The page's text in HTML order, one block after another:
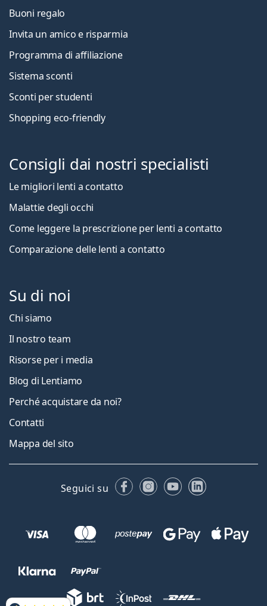
Buoni regalo
Invita un amico e risparmia
Programma di affiliazione
Sistema sconti
Sconti per studenti
Shopping eco-friendly
Consigli dai nostri specialisti
Le migliori lenti a contatto
Malattie degli occhi
Come leggere la prescrizione per lenti a contatto
Comparazione delle lenti a contatto
Su di noi
Chi siamo
Il nostro team
Risorse per i media
Blog di Lentiamo
Perché acquistare da noi?
Contatti
Mappa del sito
Seguici su FacebookInstagram
YouTubeLinkedIn